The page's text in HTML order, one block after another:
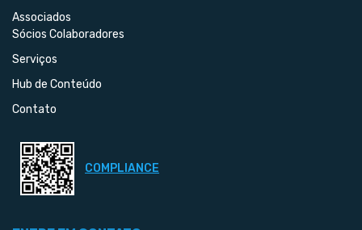
Associados
Sócios Colaboradores
Serviços
Hub de Conteúdo
Contato
COMPLIANCE